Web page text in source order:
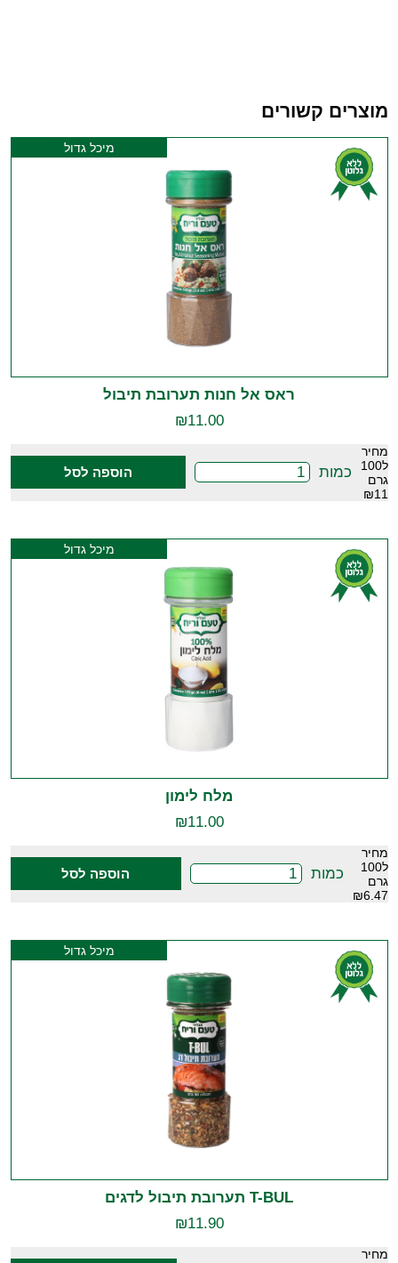
מוצרים קשורים
מיכל גדול
ראס אל חנות תערובת תיבול
₪11.00
מחיר
ל100
גרם
₪11
כמות הוספה לסל
מיכל גדול
מלח לימון
₪11.00
מחיר
ל100
גרם
₪6.47
כמות הוספה לסל
מיכל גדול
T-BUL תערובת תיבול לדגים
₪11.90
מחיר